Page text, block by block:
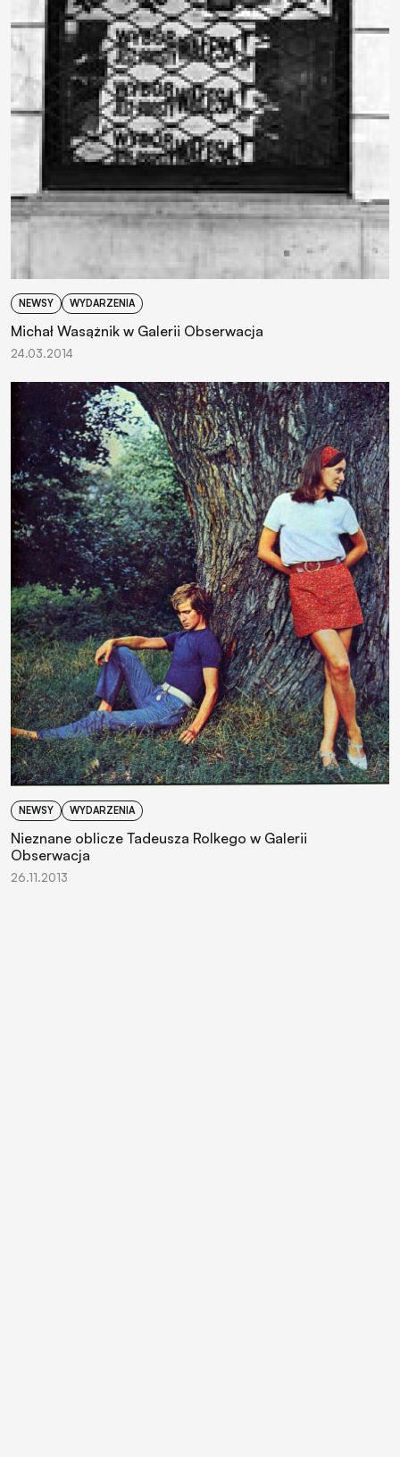
NEWSY WYDARZENIA
Michał Wasążnik w Galerii Obserwacja
24.03.2014
NEWSY WYDARZENIA
Nieznane oblicze Tadeusza Rolkego w Galerii
Obserwacja
26.11.2013